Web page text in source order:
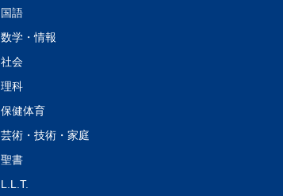
国語
数学・情報
社会
理科
保健体育
芸術・技術・家庭
聖書
L.L.T.